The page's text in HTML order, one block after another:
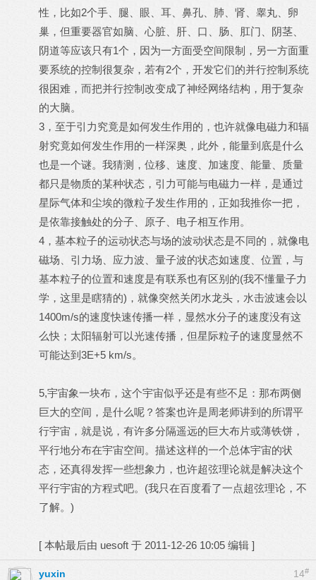
性，比如2个手、腿、眼、耳、鼻孔、肺、肾、睾丸、卵
巢，但重要器官如脑、心脏、肝、口、肠、肛门、阴茎、
阴道等应该只有1个，因为一方面受空间限制，另一方面重
要系统的控制很复杂，若有2个，开发它们的并行控制系统
很困难，而把并行控制改变成了神经网络结构，用于复杂
的大脑。
3，至于引力究竟是如何发生作用的，也许就像电磁力和辐
射究竟如何发生作用的一样深奥，此外，能量到底是什么
也是一个谜。我猜测，位移、速度、加速度、能量、质量
都只是物质的某种状态，引力可能与电磁力一样，是通过
星际气体和尘埃的微粒子发生作用的，正如我推你一把，
是依靠接触处的分子、原子、电子相互作用。
4，基本粒子的运动状态与场的波动状态是不同的，就像电
磁场、引力场、应力波、量子波的状态如速度、位置，与
基本粒子的位置和速度是有联系也有区别的(我不懂量子力
学，这里是瞎猜的)，就像突然关闭水龙头，水击波速会以
1400m/s的速度快速传播一样，显然水分子的速度没有这
么快；太阳辐射可以光速传播，但星际粒子的速度显然不
可能达到3E+5 km/s。
5,宇宙象一块布，这个宇宙似乎还是有些不足：那布两侧
巨大的空间，是什么呢？答案也许是周老师讲到的所谓平
行宇宙，就是说，有许多分隔遥远的巨大布片或薄铁饼，
平行地分布在宇宙空间。描述这样的一个总体宇宙的状
态，还真得发挥一些想象力，也许超弦理论就是解决这个
平行宇宙的方程式吧。(我只在百度看了一点超弦理论，不
了解。)
[ 本帖最后由 uesoft 于 2011-12-26 10:05 编辑 ]
14#
yuxin